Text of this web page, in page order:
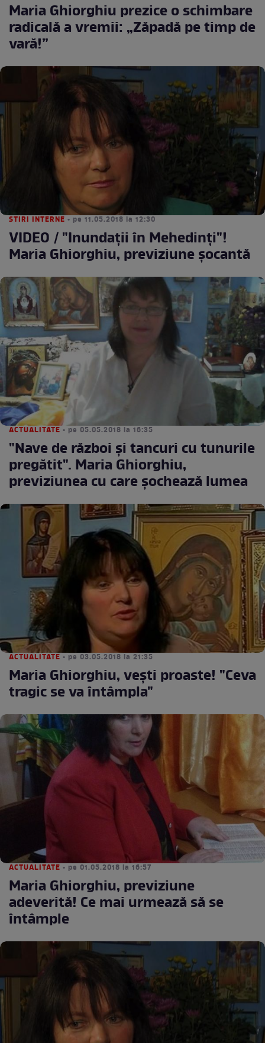
Maria Ghiorghiu prezice o schimbare
radicală a vremii: „Zăpadă pe timp de
vară!”
STIRI INTERNE • pe 11.05.2018 la 12:30
VIDEO / "Inundaţii în Mehedinţi"!
Maria Ghiorghiu, previziune şocantă
ACTUALITATE • pe 05.05.2018 la 16:35
"Nave de război şi tancuri cu tunurile
pregătit". Maria Ghiorghiu,
previziunea cu care şochează lumea
ACTUALITATE • pe 03.05.2018 la 21:35
Maria Ghiorghiu, veşti proaste! "Ceva
tragic se va întâmpla"
ACTUALITATE • pe 01.05.2018 la 16:57
Maria Ghiorghiu, previziune
adeverită! Ce mai urmează să se
întâmple